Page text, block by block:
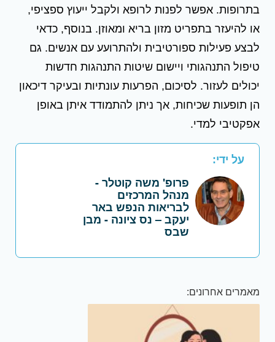
בתרופות. אפשר לפנות לרופא ולקבל ייעוץ ספציפי,
או להיעזר בתפריט מזון בריא ומאוזן. בנוסף, כדאי
לבצע פעילות ספורטיבית ולהתרועע עם אנשים. גם
טיפול התנהגותי ויישום שיטות התנהגות חדשות
יכולים לעזור. לסיכום, הפרעות עונתיות ובעיקר דיכאון
הן תופעות שכיחות, אך ניתן להתמודד איתן באופן
אפקטיבי למדי.
על ידי:
פרופ' משה קוטלר -
מנהל המרכזים
לבריאות הנפש באר
יעקב – נס ציונה - מבן
שבס